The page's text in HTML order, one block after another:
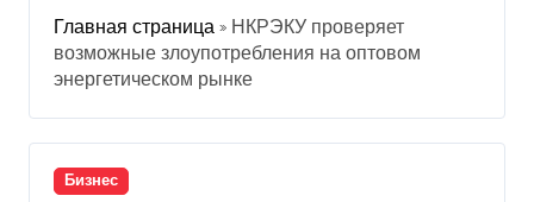
Главная страница » НКРЭКУ проверяет
возможные злоупотребления на оптовом
энергетическом рынке
Бизнес